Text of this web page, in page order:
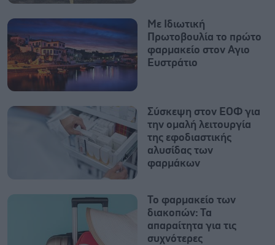
Με Ιδιωτική
Πρωτοβουλία το πρώτο
φαρμακείο στον Αγιο
Ευστράτιο
Σύσκεψη στον ΕΟΦ για
την ομαλή λειτουργία
της εφοδιαστικής
αλυσίδας των
φαρμάκων
Το φαρμακείο των
διακοπών: Τα
απαραίτητα για τις
συχνότερες